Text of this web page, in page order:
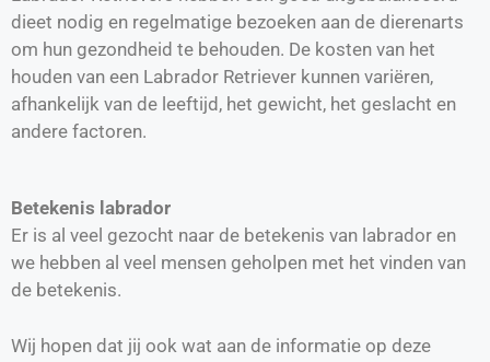
dieet nodig en regelmatige bezoeken aan de dierenarts
om hun gezondheid te behouden. De kosten van het
houden van een Labrador Retriever kunnen variëren,
afhankelijk van de leeftijd, het gewicht, het geslacht en
andere factoren.
Betekenis labrador
Er is al veel gezocht naar de betekenis van labrador en
we hebben al veel mensen geholpen met het vinden van
de betekenis.
Wij hopen dat jij ook wat aan de informatie op deze